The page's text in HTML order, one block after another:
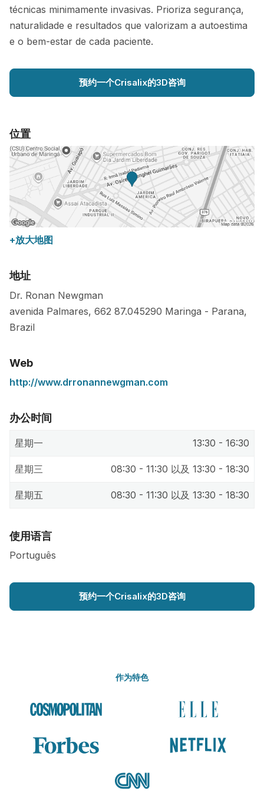
técnicas minimamente invasivas. Prioriza segurança,
naturalidade e resultados que valorizam a autoestima
e o bem-estar de cada paciente.
预约一个Crisalix的3D咨询
位置
+放大地图
地址
Dr. Ronan Newgman
avenida Palmares, 662 87.045290 Maringa - Parana,
Brazil
Web
http://www.drronannewgman.com
办公时间
星期一 13:30 - 16:30
星期三 08:30 - 11:30 以及 13:30 - 18:30
星期五 08:30 - 11:30 以及 13:30 - 18:30
使用语言
Português
预约一个Crisalix的3D咨询
作为特色